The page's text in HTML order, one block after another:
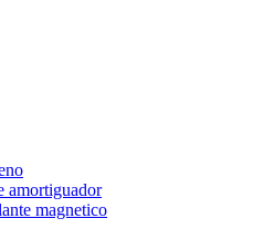
amortiguador
magnetico